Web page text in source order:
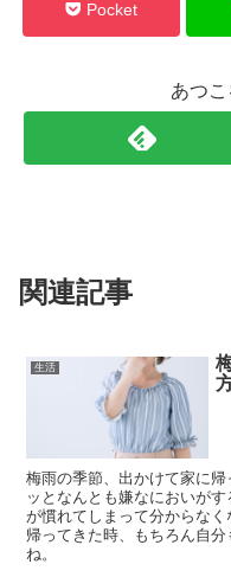
Pocket
あつ
関連記事
生活
梅雨の季節、出かけて家に
ッとなんとも嫌なにおいが
が慣れてしまって分からな
帰ってきた時、もちろん自
ね。